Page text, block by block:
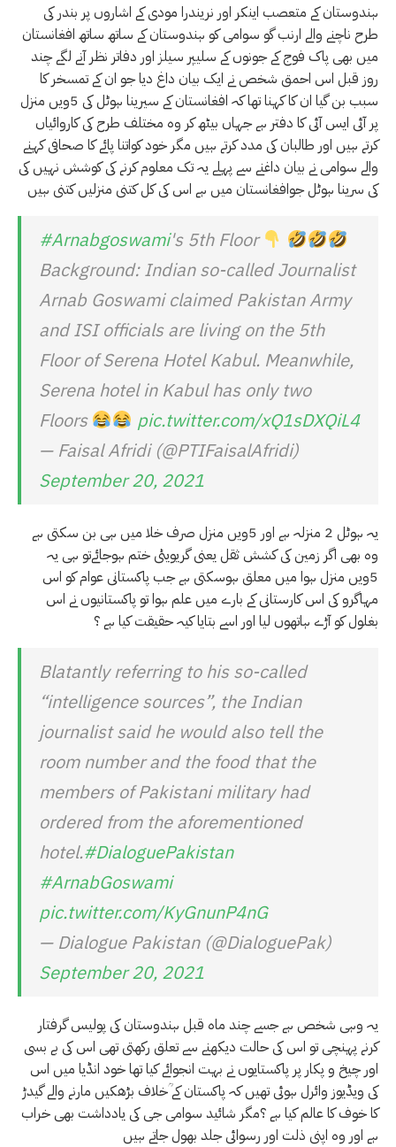
ہندوستان کے متعصب اینکر اور نریندرا مودی کے اشاروں پر بندر کی
طرح ناچنے والے ارنب گو سوامی کو ہندوستان کے ساتھ ساتھ افغانستان
میں بھی پاک فوج کے جونوں کے سلیپر سیلز اور دفاتر نظر آنے لگے چند
روز قبل اس احمق شخص نے ایک بیان داغ دیا جو ان کے تمسخر کا
سبب بن گیا ان کا کہنا تھا کہ افغانستان کے سیرینا ہوٹل کی 5ویں منزل
پر آئی ایس آئی کا دفتر ہے جہاں بیٹھ کر وہ مختلف طرح کی کاروائیاں
کرتے ہیں اور طالبان کی مدد کرتے ہیں مگر خود کواتنا پائے کا صحافی کہنے
والے سوامی نے بیان داغنے سے پہلے یہ تک معلوم کرنے کی کوشش نہیں کی
کی سرینا ہوٹل جوافغانستان میں ہے اس کی کل کتنی منزلیں کتنی ہیں
#Arnabgoswami's 5th Floor
Background: Indian so-called Journalist
Arnab Goswami claimed Pakistan Army
and ISI officials are living on the 5th
Floor of Serena Hotel Kabul. Meanwhile,
Serena hotel in Kabul has only two
Floors
pic.twitter.com/xQ1sDXQiL4
— Faisal Afridi (@PTIFaisalAfridi)
September 20, 2021
یہ ہوٹل 2 منزلہ ہے اور 5ویں منزل صرف خلا میں ہی بن سکتی ہے
وہ بھی اگر زمین کی کشش ثقل یعنی گریویٹی ختم ہوجائےتو ہی یہ
5ویں منزل ہوا میں معلق ہوسکتی ہے جب پاکستانی عوام کو اس
مہاگرو کی اس کارستانی کے بارے میں علم ہوا تو پاکستانیوں نے اس
بغلول کو آڑے ہاتھوں لیا اور اسے بتایا کیہ حقیقت کیا ہے ؟
Blatantly referring to his so-called
“intelligence sources”, the Indian
journalist said he would also tell the
room number and the food that the
members of Pakistani military had
ordered from the aforementioned
hotel.#DialoguePakistan
#ArnabGoswami
pic.twitter.com/KyGnunP4nG
— Dialogue Pakistan (@DialoguePak)
September 20, 2021
یہ وہی شخص ہے جسے چند ماہ قبل ہندوستان کی پولیس گرفتار
کرنے پہنچی تو اس کی حالت دیکھنے سے تعلق رکھتی تھی اس کی بے بسی
اور چیخ و پکار پر پاکستایوں نے بہت انجوائے کیا تھا خود انڈیا میں اس
کی ویڈیوز وائرل ہوئی تھیں کہ پاکستان کے ؒخلاف بڑھکیں مارنے والے گیدڑ
کا خوف کا عالم کیا ہے ؟مگر شائید سوامی جی کی یادداشت بھی خراب
ہے اور وہ اپنی ذلت اور رسوائی جلد بھول جاتے ہیں